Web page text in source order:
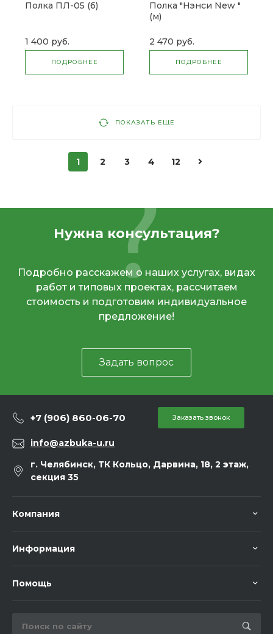
Полка ПЛ-05 (б)
1 400 руб.
ПОДРОБНЕЕ
Полка "Нэнси New "
(м)
2 470 руб.
ПОДРОБНЕЕ
ПОКАЗАТЬ ЕЩЕ
1 2 3 4 12
Нужна консультация?
Подробно расскажем о наших услугах, видах
работ и типовых проектах, рассчитаем
стоимость и подготовим индивидуальное
предложение!
Задать вопрос
+7 (906) 860-06-70 Заказать звонок
info@azbuka-u.ru
г. Челябинск, ТК Кольцо, Дарвина, 18, 2 этаж,
секция 35
Компания
Информация
Помощь